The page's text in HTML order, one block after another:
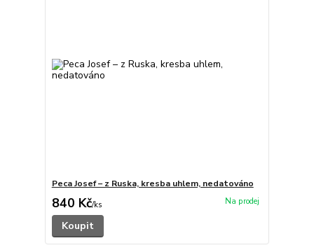
Peca Josef – z Ruska, kresba uhlem, nedatováno
840 Kč/ks
Koupit